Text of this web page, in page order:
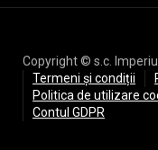
Copyright © s.c.
Termeni și condiții
Politica de utilizare
Contul GDPR